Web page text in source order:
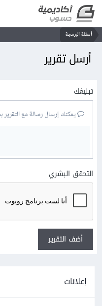
أسئلة البرمجة
أرسل تقرير
تبليغك
يمكنك إرسال رسالة مع
التحقق البشري
أضف التقرير
إعلانات